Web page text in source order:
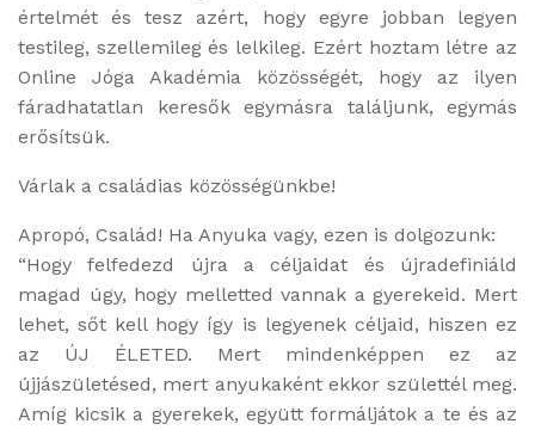
értelmét és tesz azért, hogy egyre jobban legyen
testileg, szellemileg és lelkileg. Ezért hoztam létre az
Online Jóga Akadémia közösségét, hogy az ilyen
fáradhatatlan keresők egymásra találjunk, egymás
erősítsük.
Várlak a családias közösségünkbe!
Apropó, Család! Ha Anyuka vagy, ezen is dolgozunk:
“Hogy felfedezd újra a céljaidat és újradefiniáld
magad úgy, hogy melletted vannak a gyerekeid. Mert
lehet, sőt kell hogy így is legyenek céljaid, hiszen ez
az ÚJ ÉLETED. Mert mindenképpen ez az
újjászületésed, mert anyukaként ekkor születtél meg.
Amíg kicsik a gyerekek, együtt formáljátok a te és az